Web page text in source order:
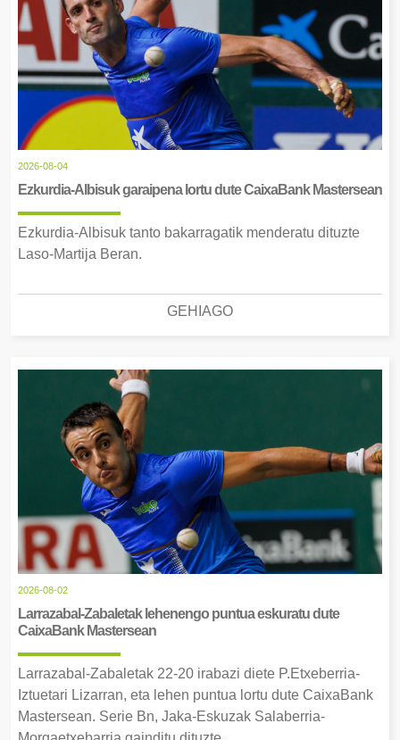
2026-08-04
Ezkurdia-Albisuk garaipena lortu dute CaixaBank Mastersean
Ezkurdia-Albisuk tanto bakarragatik menderatu dituzte
Laso-Martija Beran.
GEHIAGO
2026-08-02
Larrazabal-Zabaletak lehenengo puntua eskuratu dute
CaixaBank Mastersean
Larrazabal-Zabaletak 22-20 irabazi diete P.Etxeberria-
Iztuetari Lizarran, eta lehen puntua lortu dute CaixaBank
Mastersean. Serie Bn, Jaka-Eskuzak Salaberria-